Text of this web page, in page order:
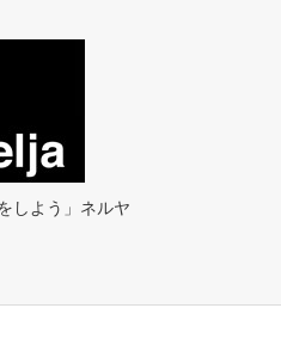
しよう」ネルヤ